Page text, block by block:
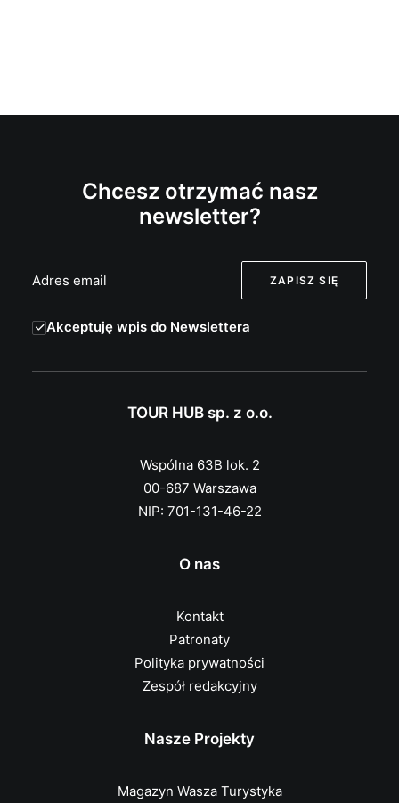
Chcesz otrzymać nasz
newsletter?
Akceptuję wpis do Newslettera
TOUR HUB sp. z o.o.
Wspólna 63B lok. 2
00-687 Warszawa
NIP: 701-131-46-22
O nas
Kontakt
Patronaty
Polityka prywatności
Zespół redakcyjny
Nasze Projekty
Magazyn Wasza Turystyka